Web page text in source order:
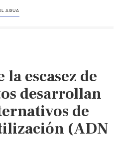
sobre
alternativas
para
mejorar
calidad
AGUA
la escasez de
desarrollan
de
(ADN